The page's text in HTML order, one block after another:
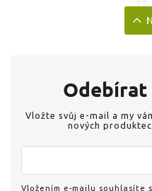
Vložte svůj e-mail a my
nových
Vložením e-mailu souhlasíte s